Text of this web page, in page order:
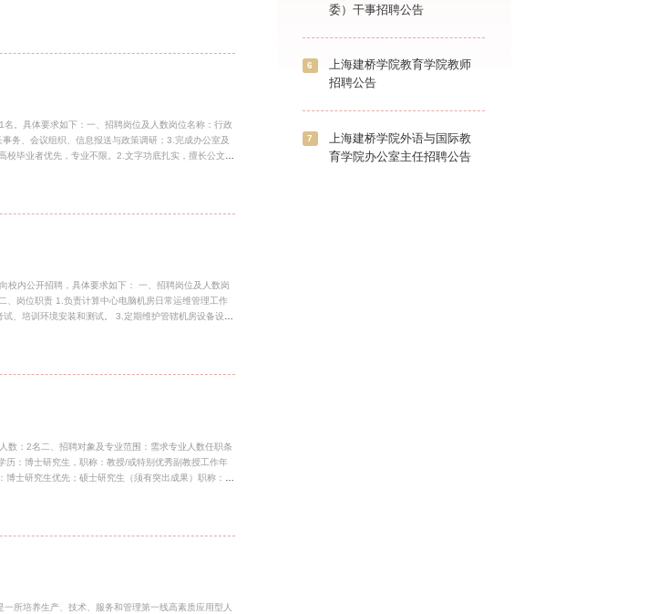
方向）等相关专业；基础医学教研室2学历：硕士
。具体要求如下：一、招聘岗位及人数岗位名称：行政
务、会议组织、信息报送与政策调研；3.完成办公室及
毕业者优先，专业不限。2.文字功底扎实，擅长公文、
体要求如下： 一、招聘岗位及人数岗
数：2名二、招聘对象及专业范围：需求专业人数任职条
：博士研究生，职称：教授/或特别优秀副教授工作年
士研究生优先；硕士研究生（须有突出成果）职称：副
交互设计
所培养生产、技术、服务和管理第一线高素质应用型人
委）干事招聘公告
6
上海建桥学院教育学院教师
招聘公告
7
上海建桥学院外语与国际教
育学院办公室主任招聘公告